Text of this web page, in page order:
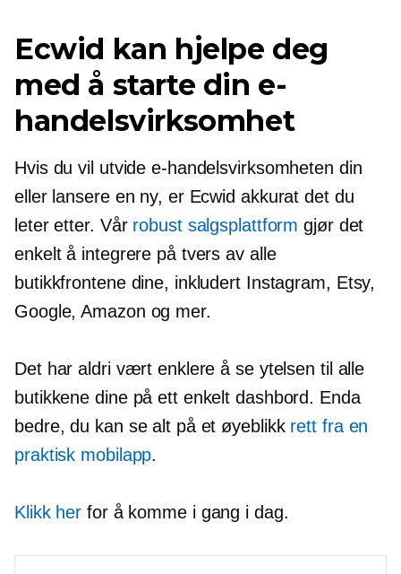
Ecwid kan hjelpe deg
med å starte din e-
handelsvirksomhet
Hvis du vil utvide e-handelsvirksomheten din
eller lansere en ny, er Ecwid akkurat det du
leter etter. Vår robust salgsplattform gjør det
enkelt å integrere på tvers av alle
butikkfrontene dine, inkludert Instagram, Etsy,
Google, Amazon og mer.
Det har aldri vært enklere å se ytelsen til alle
butikkene dine på ett enkelt dashbord. Enda
bedre, du kan se alt på et øyeblikk rett fra en
praktisk mobilapp.
Klikk her for å komme i gang i dag.